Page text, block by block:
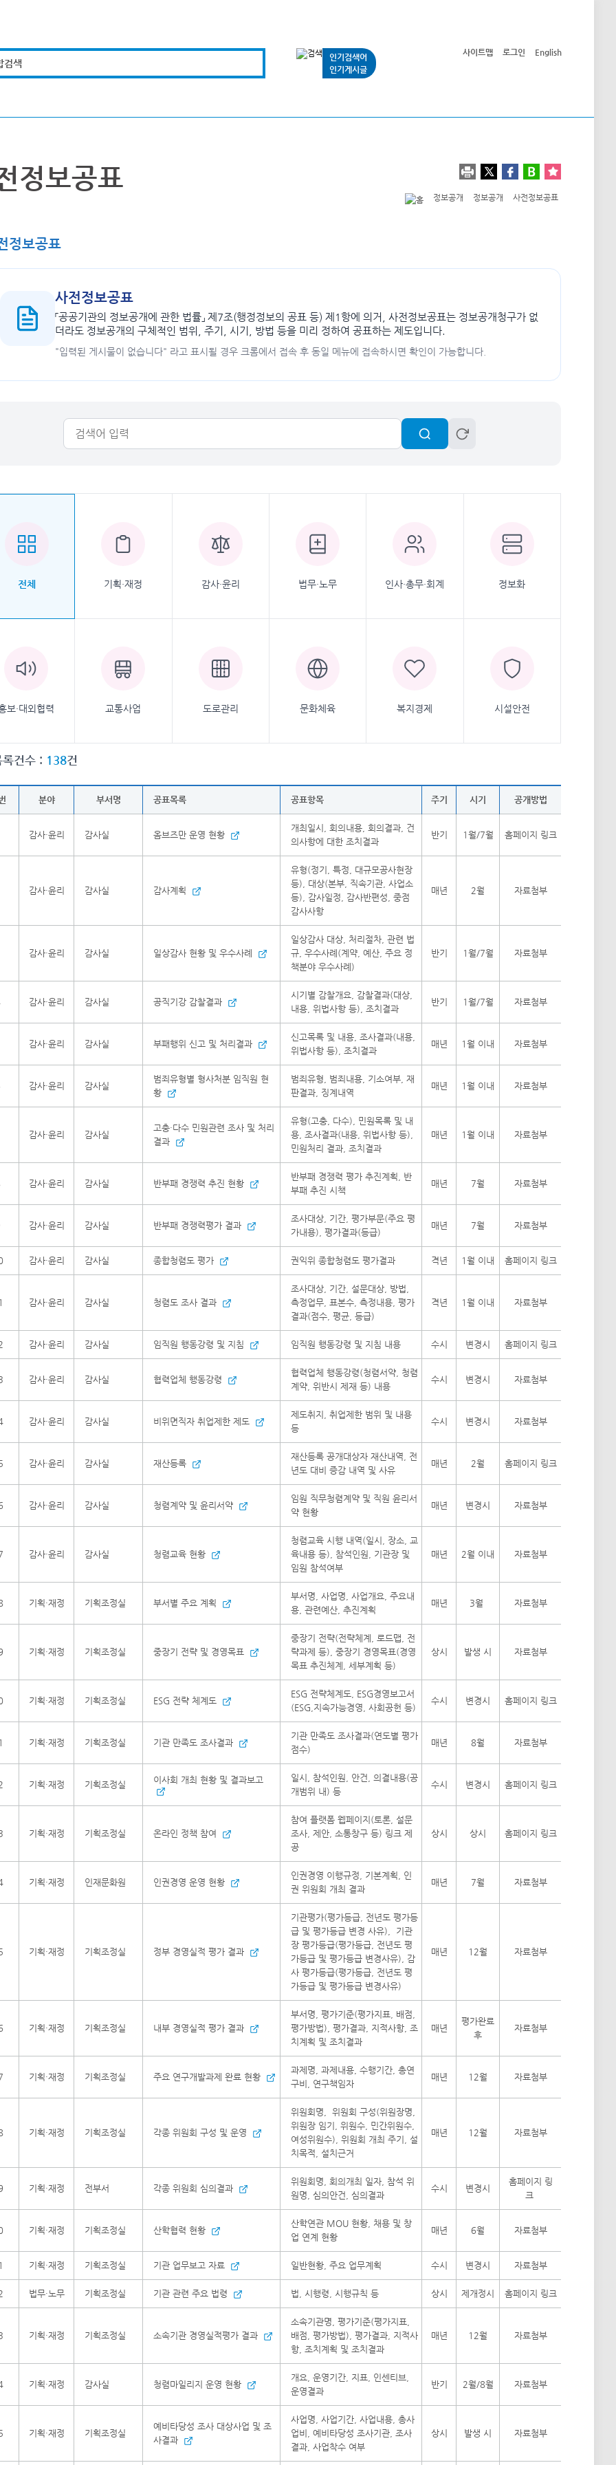
검색
인기검색어
인기게시글
사이트맵 로그인 English
정보공표
정보공개 정보공개 사전정보공표
정보공표
사전정보공표
「공공기관의 정보공개에 관한 법률」 제7조(행정정보의 공표 등) 제1항에 의거, 사전정보공표는 정보공개청구가 없
더라도 정보공개의 구체적인 범위, 주기, 시기, 방법 등을 미리 정하여 공표하는 제도입니다.
"입력된 게시물이 없습니다" 라고 표시될 경우 크롬에서 접속 후 동일 메뉴에 접속하시면 확인이 가능합니다.
전체 기획·재정 감사·윤리 법무·노무 인사·총무·회계 정보화
보·대외협력 교통사업 도로관리 문화체육 복지경제 시설안전
건수 : 138건
분야 부서명 공표목록 공표항목 주기 시기 공개방법
감사·윤리 감사실 옴브즈만 운영 현황
개최일시, 회의내용, 회의결과, 건
의사항에 대한 조치결과
반기 1월/7월 홈페이지 링크
감사·윤리 감사실 감사계획
유형(정기, 특정, 대규모공사현장
등), 대상(본부, 직속기관, 사업소
등), 감사일정, 감사반편성, 중점
감사사항
매년 2월 자료첨부
감사·윤리 감사실 일상감사 현황 및 우수사례
일상감사 대상, 처리절차, 관련 법
규, 우수사례(계약, 예산, 주요 정
책분야 우수사례)
반기 1월/7월 자료첨부
감사·윤리 감사실 공직기강 감찰결과
시기별 감찰개요, 감찰결과(대상,
내용, 위법사항 등), 조치결과
반기 1월/7월 자료첨부
감사·윤리 감사실 부패행위 신고 및 처리결과
신고목록 및 내용, 조사결과(내용,
위법사항 등), 조치결과
매년 1월 이내 자료첨부
감사·윤리 감사실
범죄유형별 형사처분 임직원 현
황
범죄유형, 범죄내용, 기소여부, 재
판결과, 징계내역
매년 1월 이내 자료첨부
감사·윤리 감사실
고충·다수 민원관련 조사 및 처리
결과
유형(고충, 다수), 민원목록 및 내
용, 조사결과(내용, 위법사항 등),
민원처리 결과, 조치결과
매년 1월 이내 자료첨부
감사·윤리 감사실 반부패 경쟁력 추진 현황
반부패 경쟁력 평가 추진계획, 반
부패 추진 시책
매년 7월 자료첨부
감사·윤리 감사실 반부패 경쟁력평가 결과
조사대상, 기간, 평가부문(주요 평
가내용), 평가결과(등급)
매년 7월 자료첨부
감사·윤리 감사실 종합청렴도 평가 권익위 종합청렴도 평가결과 격년 1월 이내 홈페이지 링크
감사·윤리 감사실 청렴도 조사 결과
조사대상, 기간, 설문대상, 방법,
측정업무, 표본수, 측정내용, 평가
결과(점수, 평균, 등급)
격년 1월 이내 자료첨부
감사·윤리 감사실 임직원 행동강령 및 지침 임직원 행동강령 및 지침 내용 수시 변경시 홈페이지 링크
감사·윤리 감사실 협력업체 행동강령
협력업체 행동강령(청렴서약, 청렴
계약, 위반시 제재 등) 내용
수시 변경시 자료첨부
감사·윤리 감사실 비위면직자 취업제한 제도
제도취지, 취업제한 범위 및 내용
등
수시 변경시 자료첨부
감사·윤리 감사실 재산등록
재산등록 공개대상자 재산내역, 전
년도 대비 증감 내역 및 사유
매년 2월 홈페이지 링크
감사·윤리 감사실 청렴계약 및 윤리서약
임원 직무청렴계약 및 직원 윤리서
약 현황
매년 변경시 자료첨부
감사·윤리 감사실 청렴교육 현황
청렴교육 시행 내역(일시, 장소, 교
육내용 등), 참석인원, 기관장 및
임원 참석여부
매년 2월 이내 자료첨부
기획·재정 기획조정실 부서별 주요 계획
부서명, 사업명, 사업개요, 주요내
용, 관련예산, 추진계획
매년 3월 자료첨부
기획·재정 기획조정실 중장기 전략 및 경영목표
중장기 전략(전략체계, 로드맵, 전
략과제 등), 중장기 경영목표(경영
목표 추진체계, 세부계획 등)
상시 발생 시 자료첨부
기획·재정 기획조정실 ESG 전략 체계도
ESG 전략체계도, ESG경영보고서
(ESG,지속가능경영, 사회공헌 등)
수시 변경시 홈페이지 링크
기획·재정 기획조정실 기관 만족도 조사결과
기관 만족도 조사결과(연도별 평가
점수)
매년 8월 자료첨부
기획·재정 기획조정실 이사회 개최 현황 및 결과보고
일시, 참석인원, 안건, 의결내용(공
개범위 내) 등
수시 변경시 홈페이지 링크
기획·재정 기획조정실 온라인 정책 참여
참여 플랫폼 웹페이지(토론, 설문
조사, 제안, 소통창구 등) 링크 제
공
상시 상시 홈페이지 링크
기획·재정 인재문화원 인권경영 운영 현황
인권경영 이행규정, 기본계획, 인
권 위원회 개최 결과
매년 7월 자료첨부
기획·재정 기획조정실 정부 경영실적 평가 결과
기관평가(평가등급, 전년도 평가등
급 및 평가등급 변경 사유), 기관
장 평가등급(평가등급, 전년도 평
가등급 및 평가등급 변경사유), 감
사 평가등급(평가등급, 전년도 평
가등급 및 평가등급 변경사유)
매년 12월 자료첨부
기획·재정 기획조정실 내부 경영실적 평가 결과
부서명, 평가기준(평가지표, 배점,
평가방법), 평가결과, 지적사항, 조
치계획 및 조치결과
매년
평가완료
후
자료첨부
기획·재정 기획조정실 주요 연구개발과제 완료 현황
과제명, 과제내용, 수행기간, 총연
구비, 연구책임자
매년 12월 자료첨부
기획·재정 기획조정실 각종 위원회 구성 및 운영
위원회명, 위원회 구성(위원장명,
위원장 임기, 위원수, 민간위원수,
여성위원수), 위원회 개최 주기, 설
치목적, 설치근거
매년 12월 자료첨부
기획·재정 전부서 각종 위원회 심의결과
위원회명, 회의개최 일자, 참석 위
원명, 심의안건, 심의결과
수시 변경시
홈페이지 링
크
기획·재정 기획조정실 산학협력 현황
산학연관 MOU 현황, 채용 및 창
업 연계 현황
매년 6월 자료첨부
기획·재정 기획조정실 기관 업무보고 자료 일반현황, 주요 업무계획 수시 변경시 자료첨부
법무·노무 기획조정실 기관 관련 주요 법령 법, 시행령, 시행규칙 등 상시 제개정시 홈페이지 링크
기획·재정 기획조정실 소속기관 경영실적평가 결과
소속기관명, 평가기준(평가지표,
배점, 평가방법), 평가결과, 지적사
항, 조치계획 및 조치결과
매년 12월 자료첨부
기획·재정 감사실 청렴마일리지 운영 현황
개요, 운영기간, 지표, 인센티브,
운영결과
반기 2월/8월 자료첨부
기획·재정 기획조정실
예비타당성 조사 대상사업 및 조
사결과
사업명, 사업기간, 사업내용, 총사
업비, 예비타당성 조사기관, 조사
결과, 사업착수 여부
상시 발생 시 자료첨부